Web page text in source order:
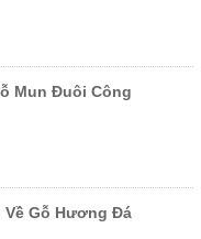
Mun Đuôi Công
Gỗ Hương Đá